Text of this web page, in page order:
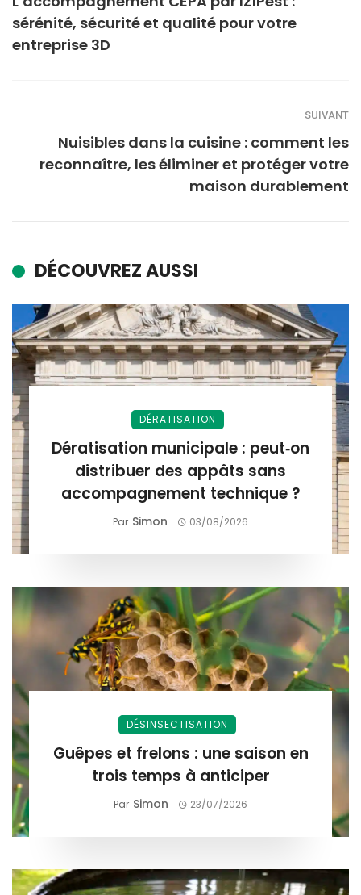
sérénité, sécurité et qualité pour votre
entreprise 3D
SUIVANT
Nuisibles dans la cuisine : comment les
reconnaître, les éliminer et protéger votre
maison durablement
DÉCOUVREZ AUSSI
DÉRATISATION
Dératisation municipale : peut‑on
distribuer des appâts sans
accompagnement technique ?
Par Simon 03/08/2026
DÉSINSECTISATION
Guêpes et frelons : une saison en
trois temps à anticiper
Par Simon 23/07/2026